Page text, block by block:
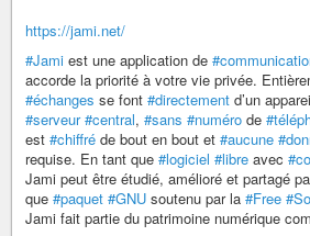
https://jami.net/
#Jami est une application de
accorde la priorité à votre vie privée.
#échanges se font #directement d’un
#serveur #central, #sans #numéro de
est #chiffré de bout en bout et #aucune
requise. En tant que #logiciel #libre avec
Jami peut être étudié, amélioré et partagé
que #paquet #GNU soutenu par la #Free
Jami fait partie du patrimoine numérique